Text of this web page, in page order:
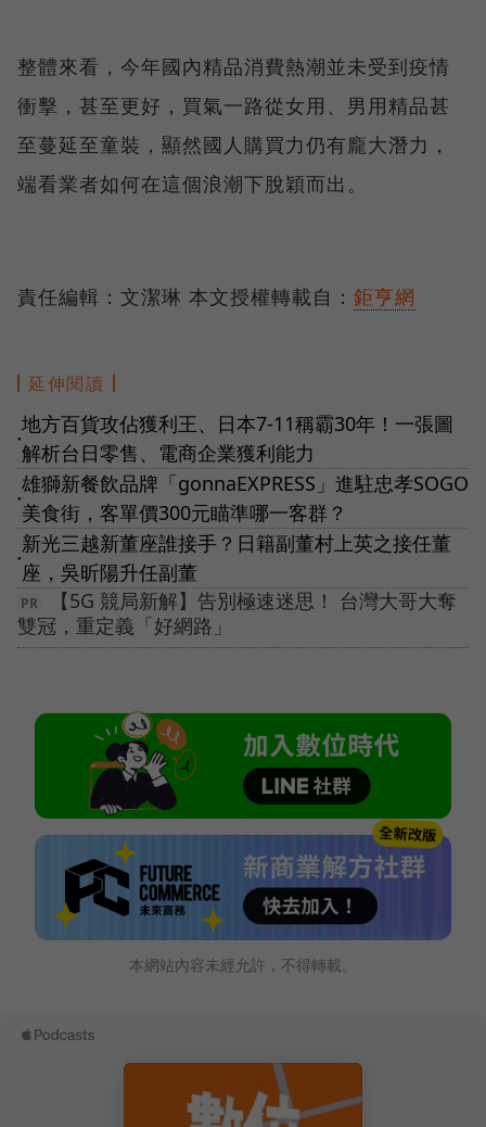
整體來看，今年國內精品消費熱潮並未受到疫情
衝擊，甚至更好，買氣一路從女用、男用精品甚
至蔓延至童裝，顯然國人購買力仍有龐大潛力，
端看業者如何在這個浪潮下脫穎而出。
責任編輯：文潔琳 本文授權轉載自： 鉅亨網
延伸閱讀
●
地方百貨攻佔獲利王、日本7-11稱霸30年！一張圖
解析台日零售、電商企業獲利能力
●
雄獅新餐飲品牌「gonnaEXPRESS」進駐忠孝SOGO
美食街，客單價300元瞄準哪一客群？
●
新光三越新董座誰接手？日籍副董村上英之接任董
座，吳昕陽升任副董
【5G 競局新解】告別極速迷思！ 台灣大哥大奪
雙冠，重定義「好網路」
本網站內容未經允許，不得轉載。